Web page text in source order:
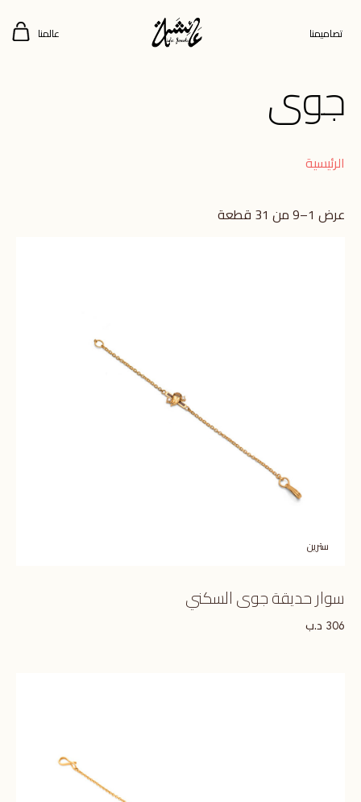
تصاميمنا عالمنا
جوى
الرئيسية
عرض 1–9 من 31 قطعة
سترين
سوار حديقة جوى السكني
306 د.ب